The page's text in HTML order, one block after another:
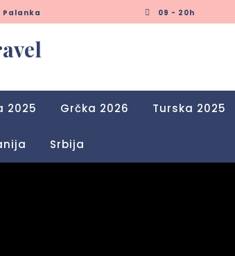
Palanka 09 - 20h
2025 Grčka 2026 Turska 2025
Srbija